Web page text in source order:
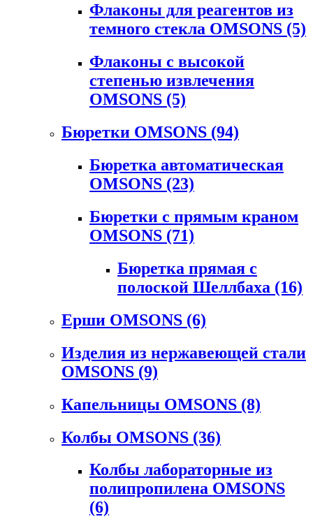
Флаконы для реагентов из
темного стекла OMSONS (5)
Флаконы с высокой
степенью извлечения
OMSONS (5)
Бюретки OMSONS (94)
Бюретка автоматическая
OMSONS (23)
Бюретки с прямым краном
OMSONS (71)
Бюретка прямая с
полоской Шеллбаха (16)
Ерши OMSONS (6)
Изделия из нержавеющей стали
OMSONS (9)
Капельницы OMSONS (8)
Колбы OMSONS (36)
Колбы лабораторные из
полипропилена OMSONS
(6)